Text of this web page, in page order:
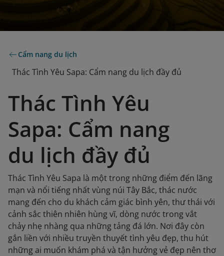
Cẩm nang du lịch
Thác Tình Yêu Sapa: Cẩm nang du lịch đầy đủ
Thác Tình Yêu
Sapa: Cẩm nang
du lịch đầy đủ
Thác Tình Yêu Sapa là một trong những điểm đến lãng
mạn và nổi tiếng nhất vùng núi Tây Bắc, thác nước
mang đến cho du khách cảm giác bình yên, thư thái với
cảnh sắc thiên nhiên hùng vĩ, dòng nước trong vắt
chảy nhẹ nhàng qua những tảng đá lớn. Nơi đây còn
gắn liền với nhiều truyền thuyết tình yêu đẹp, thu hút
những ai muốn khám phá và tận hưởng vẻ đẹp nên thơ